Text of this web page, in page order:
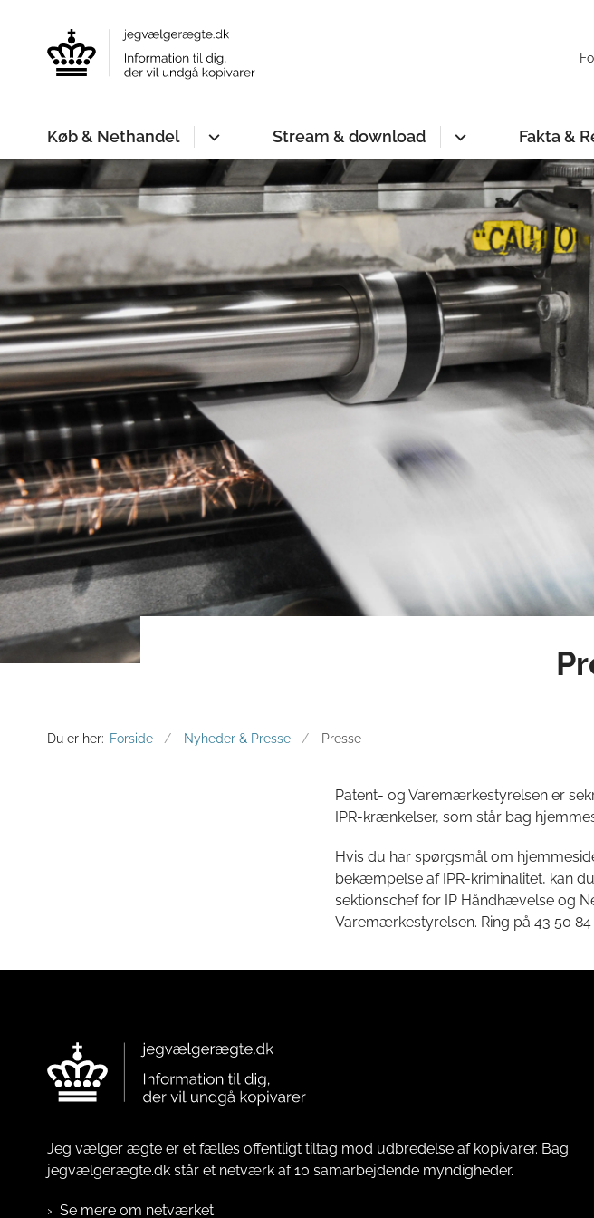
Køb & Nethandel Stream & download Fakta &
Du er her: Forside Nyheder & Presse Presse
Patent- og Varemærkestyrelsen er
IPR-krænkelser, som står bag
Hvis du har spørgsmål om
bekæmpelse af IPR-kriminalitet, kan
sektionschef for IP Håndhævelse og
Varemærkestyrelsen. Ring på 43 50
Jeg vælger ægte er et fælles offentligt tiltag mod udbredelse af kopivarer. Bag
jegvælgerægte.dk står et netværk af 10 samarbejdende myndigheder.
Se mere om netværket